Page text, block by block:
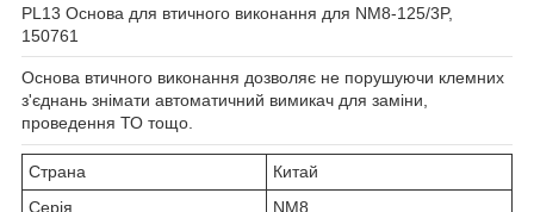
PL13 Основа для втичного виконання для NM8-125/3P,
150761
Основа втичного виконання дозволяє не порушуючи клемних
з'єднань знімати автоматичний вимикач для заміни,
проведення ТО тощо.
Страна
Китай
Cерія
NM8